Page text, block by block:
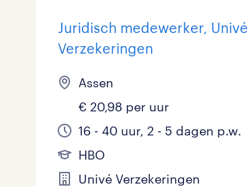
Secretarieel 0
toon 39 resultaten
Juridisch medewerker, Univé
Verzekeringen
Assen
€ 20,98 per uur
16 - 40 uur, 2 - 5 dagen p.w.
HBO
Univé Verzekeringen